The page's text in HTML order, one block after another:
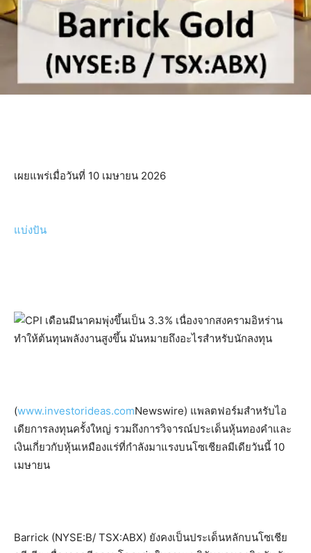
เผยแพร่เมื่อวันที่ 10 เมษายน 2026
แบ่งปัน
(www.investorideas.comNewswire) แพลตฟอร์มสำหรับไอ
เดียการลงทุนครั้งใหญ่ รวมถึงการวิจารณ์ประเด็นหุ้นทองคำและ
เงินเกี่ยวกับหุ้นเหมืองแร่ที่กำลังมาแรงบนโซเชียลมีเดียวันนี้ 10
เมษายน
Barrick (NYSE:B/ TSX:ABX) ยังคงเป็นประเด็นหลักบนโซเชีย